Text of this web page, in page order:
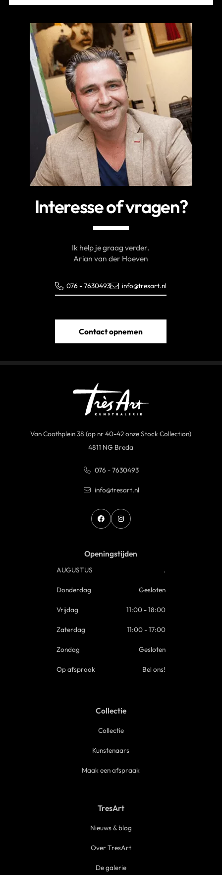
Interesse of vragen?
Ik help je graag verder.
Arian van der Hoeven
076 - 7630493 info@tresart.nl
Contact opnemen
Van Coothplein 38 (op nr 40-42 onze Stock Collection)
4811 NG Breda
076 - 7630493
info@tresart.nl
Openingstijden
AUGUSTUS .
Donderdag Gesloten
Vrijdag 11:00 - 18:00
Zaterdag 11:00 - 17:00
Zondag Gesloten
Op afspraak Bel ons!
Collectie
Collectie
Kunstenaars
Maak een afspraak
TresArt
Nieuws & blog
Over TresArt
De galerie